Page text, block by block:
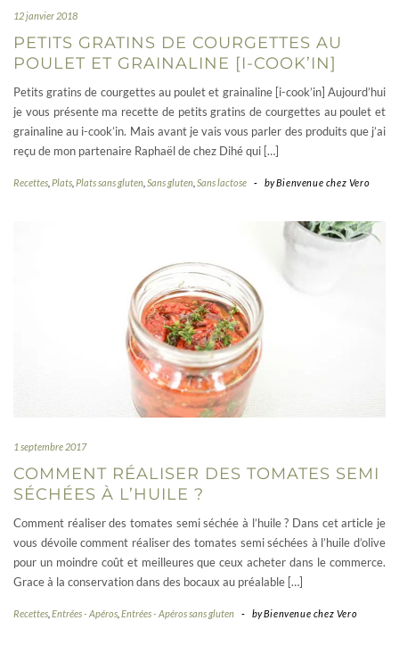
12 janvier 2018
PETITS GRATINS DE COURGETTES AU
POULET ET GRAINALINE [I-COOK’IN]
Petits gratins de courgettes au poulet et grainaline [i-cook’in] Aujourd’hui
je vous présente ma recette de petits gratins de courgettes au poulet et
grainaline au i-cook’in. Mais avant je vais vous parler des produits que j’ai
reçu de mon partenaire Raphaël de chez Dihé qui […]
Recettes Plats Plats sans gluten Sans gluten Sans lactose - byBienvenue chez Vero
1 septembre 2017
COMMENT RÉALISER DES TOMATES SEMI
SÉCHÉES À L’HUILE ?
Comment réaliser des tomates semi séchée à l’huile ? Dans cet article je
vous dévoile comment réaliser des tomates semi séchées à l’huile d’olive
pour un moindre coût et meilleures que ceux acheter dans le commerce.
Grace à la conservation dans des bocaux au préalable […]
Recettes Entrées - Apéros Entrées - Apéros sans gluten - byBienvenue chez Vero